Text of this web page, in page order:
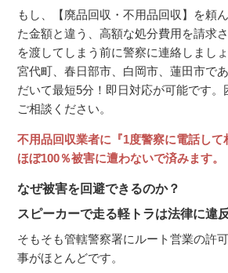
もし、【廃品回収・不用品回収】を頼
た金額と違う、高額な処分費用を請求
を渡してしまう前に警察に連絡しまし
宮代町、春日部市、白岡市、蓮田市で
だいて最短5分！即日対応が可能です。
ご相談ください。
不用品回収業者に『1度警察に電話し
ほぼ100％被害に遭わないで済みます。
なぜ被害を回避できるのか？
スピーカーで走る軽トラは法律に違
そもそも管轄警察署にルート営業の許
事がほとんどです。